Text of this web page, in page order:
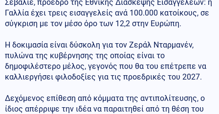
Σεβαλιέ, πρόεδρο της Εθνικής Διάσκεψης Εισαγγελέων: η
Γαλλία έχει τρεις εισαγγελείς ανά 100.000 κατοίκους, σε
σύγκριση με τον μέσο όρο των 12,2 στην Ευρώπη.
Η δοκιμασία είναι δύσκολη για τον Ζεράλ Νταρμανέν,
πυλώνα της κυβέρνησης της οποίας είναι το
δημοφιλέστερο μέλος, γεγονός που θα του επέτρεπε να
καλλιεργήσει φιλοδοξίες για τις προεδρικές του 2027.
Δεχόμενος επίθεση από κόμματα της αντιπολίτευσης, ο
ίδιος απέρριψε την ιδέα να παραιτηθεί από τη θέση του